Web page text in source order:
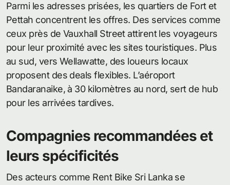
Parmi les adresses prisées, les quartiers de Fort et
Pettah concentrent les offres. Des services comme
ceux près de Vauxhall Street attirent les voyageurs
pour leur proximité avec les sites touristiques. Plus
au sud, vers Wellawatte, des loueurs locaux
proposent des deals flexibles. L’aéroport
Bandaranaike, à 30 kilomètres au nord, sert de hub
pour les arrivées tardives.
Compagnies recommandées et
leurs spécificités
Des acteurs comme Rent Bike Sri Lanka se